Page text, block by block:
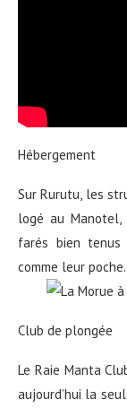
Hébergement
Sur Rurutu, les
logé au
farés bien tenus
comme leur poche.
Club de plongée
Le Raie Manta
aujourd’hui la